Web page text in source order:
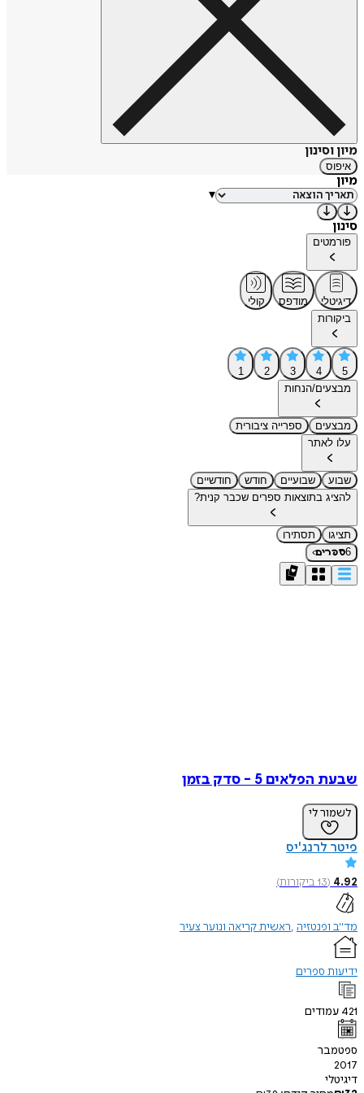
מיון וסינון
איפוס
מיון
▾
סינון
פורמטים
דיגיטלי מודפס
קולי
ביקורות
5
4
3
2
1
מבצעים/הנחות
מבצעים
ספרייה ציבורית
עלו לאתר
שבוע שבועיים חודש
חודשיים
להציג בתוצאות ספרים שכבר קנית?
תציגו
תסתירו
6ספרים›
שבעת הפלאים 5 - סדק בזמן
לשמור לי
פיטר לרנג'יס
4.92
(
13ביקורות)
מד"ב ופנטזיה ראשית קריאה ונוער צעיר
ידיעות ספרים
421 עמודים
ספטמבר
2017
דיגיטלי